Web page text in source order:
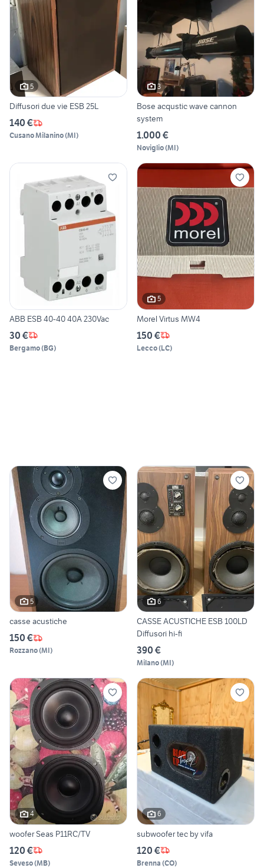
5
Diffusori due vie ESB 25L
140 €
Cusano Milanino(MI)
3
Bose acqustic wave cannon
system
1.000 €
Noviglio(MI)
ABB ESB 40-40 40A 230Vac
30 €
Bergamo(BG)
5
Morel Virtus MW4
150 €
Lecco(LC)
5
casse acustiche
150 €
Rozzano(MI)
6
CASSE ACUSTICHE ESB 100LD
Diffusori hi-fi
390 €
Milano(MI)
4
woofer Seas P11RC/TV
120 €
Seveso(MB)
6
subwoofer tec by vifa
120 €
Brenna (CO)